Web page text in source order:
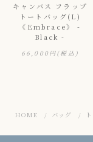
キャンバス フラップ
トートバッグ(L)
《Embrace》 -
Black -
66,000円(税込)
HOME バッグ